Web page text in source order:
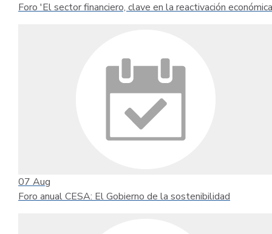
Foro 'El sector financiero, clave en la reactivación
07 Aug
Foro anual CESA: El Gobierno de la sostenibilidad